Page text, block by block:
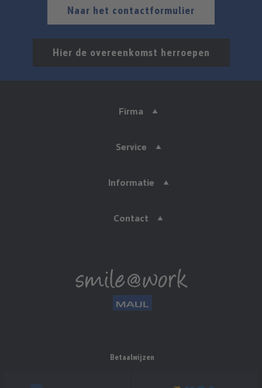
Naar het contactformulier
Hier de overeenkomst herroepen
Firma
Service
Informatie
Contact
Betaalwijzen